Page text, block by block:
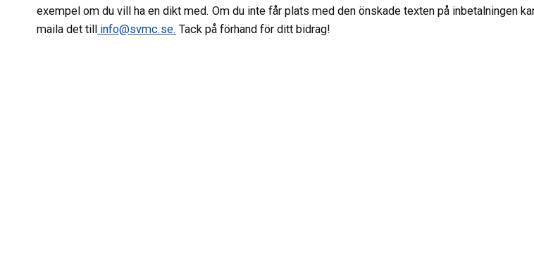
exempel om du vill ha en dikt med. Om du inte får plats med den önskade texten på inbetalningen
maila det till info@svmc.se. Tack på förhand för ditt bidrag!